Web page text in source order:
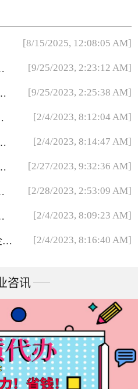
[8/15/2025, 12:08:05 AM]
[9/25/2023, 2:23:12 AM]
[9/25/2023, 2:25:38 AM]
[2/4/2023, 8:12:04 AM]
[2/4/2023, 8:14:47 AM]
[2/27/2023, 9:32:36 AM]
[2/28/2023, 2:53:09 AM]
[2/4/2023, 8:09:23 AM]
[2/4/2023, 8:16:40 AM]
咨讯